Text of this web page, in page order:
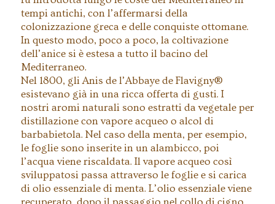
tempi antichi, con l’affermarsi della
colonizzazione greca e delle conquiste ottomane.
In questo modo, poco a poco, la coltivazione
dell’anice si è estesa a tutto il bacino del
Mediterraneo.
Nel 1800, gli Anis de l’Abbaye de Flavigny®
esistevano già in una ricca offerta di gusti. I
nostri aromi naturali sono estratti da vegetale per
distillazione con vapore acqueo o alcol di
barbabietola. Nel caso della menta, per esempio,
le foglie sono inserite in un alambicco, poi
l’acqua viene riscaldata. Il vapore acqueo così
sviluppatosi passa attraverso le foglie e si carica
di olio essenziale di menta. L’olio essenziale viene